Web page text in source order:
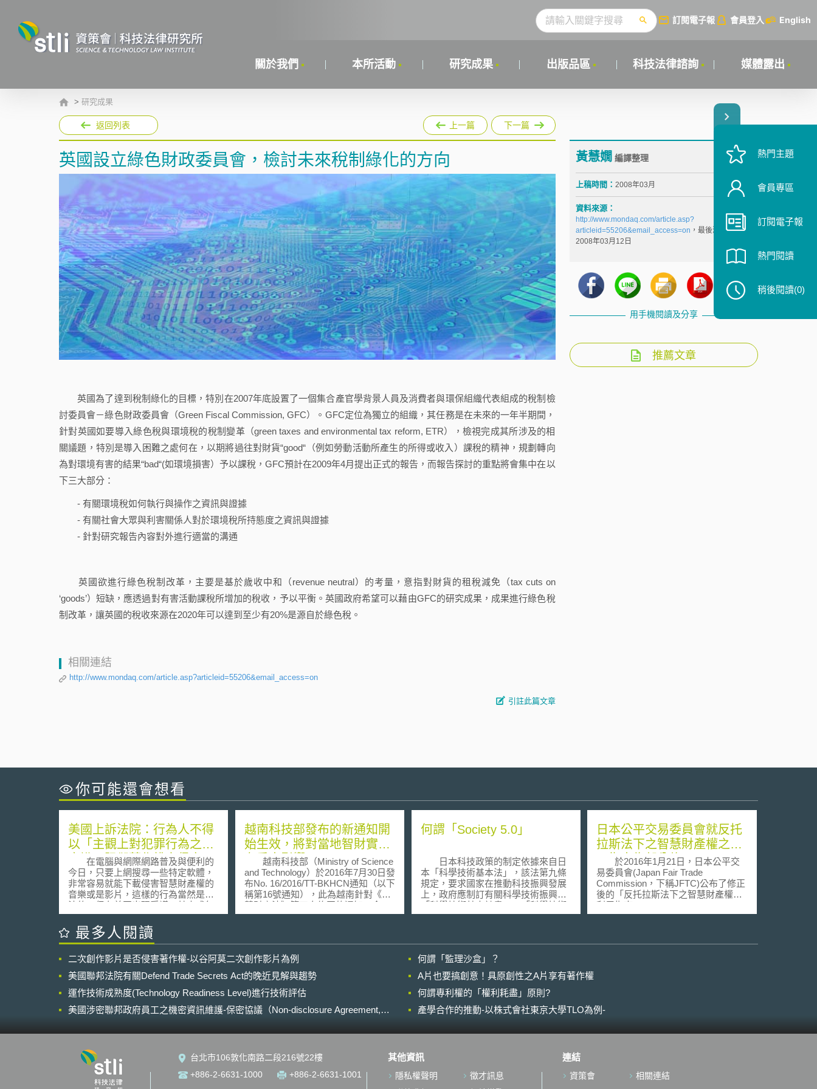
訂閱電子報 會員登入 English
關於我們 本所活動 研究成果 出版品區 科技法律諮詢 媒體露出
> 研究成果
返回列表 上一篇 下一篇
英國設立綠色財政委員會，檢討未來稅制綠化的方向
英國為了達到稅制綠化的目標，特別在2007年底設置了一個集合產官學背景人員及消費者與環保組織代表組成的稅制檢
討委員會－綠色財政委員會（Green Fiscal Commission, GFC）。GFC定位為獨立的組織，其任務是在未來的一年半期間，
針對英國如要導入綠色稅與環境稅的稅制變革（green taxes and environmental tax reform, ETR），檢視完成其所涉及的相
關議題，特別是導入困難之處何在，以期將過往對財貨“good“（例如勞動活動所產生的所得或收入）課稅的精神，規劃轉向
為對環境有害的結果“bad“(如環境損害）予以課稅，GFC預計在2009年4月提出正式的報告，而報告探討的重點將會集中在以
下三大部分：
- 有關環境稅如何執行與操作之資訊與證據
- 有關社會大眾與利害關係人對於環境稅所持態度之資訊與證據
- 針對研究報告內容對外進行適當的溝通
英國欲進行綠色稅制改革，主要是基於歲收中和（revenue neutral）的考量，意指對財貨的租稅減免（tax cuts on
‘goods’）短缺，應透過對有害活動課稅所增加的稅收，予以平衡。英國政府希望可以藉由GFC的研究成果，成果進行綠色稅
制改革，讓英國的稅收來源在2020年可以達到至少有20%是源自於綠色稅。
相關連結
http://www.mondaq.com/article.asp?articleid=55206&email_access=on
引註此篇文章
黃慧嫺 編譯整理
上稿時間： 2008年03月
資料來源：
http://www.mondaq.com/article.asp?
articleid=55206&email_access=on ，最後瀏覽日：
2008年03月12日
用手機閱讀及分享
推薦文章
你可能還會想看
美國上訴法院：行為人不得
以「主觀上對犯罪行為之無
意識」阻卻著作權之侵害
在電腦與網際網路普及與便利的
今日，只要上網搜尋一些特定軟體，
非常容易就能下載侵害智慧財產權的
音樂或是影片，這樣的行為當然是非
法的，但在美國出現爭議，若未成年
人利用電腦非法下載，可否用「不知
道這是犯罪行為」來抗辯侵權呢？
美國就發生了這樣的案例，現年
國唱片業協會（The Recording
Industry Association of America，
RIAA）控告其使用Kazaa分享軟體，
下載阿姆（Eminem）、瑪麗亞凱莉
（Mariah Carey）等37首歌曲，並將
該37首歌曲透過線上分享軟體讓其他
害了這些歌曲的智慧財產權，要求
Whitney Harper每首歌曲需付750美元
懲罰性賠償。 在訴訟中，唱片公
司主張，其已於每張CD上貼上警示標
籤；而Whitney Harper則抗辯自己不
越南科技部發布的新通知開
始生效，將對當地智財實務
有重大影響
越南科技部（Ministry of Science
and Technology）於2016年7月30日發
布No. 16/2016/TT-BKHCN通知（以下
稱第16號通知），此為越南針對《智
慧財產法》第四次修正的通知。今
（2018）年1月15日已正式生效。在
慧財產法》所做的細部解釋，是了解
當地智財實務的重要文件。 整體
而言，第16號通知針對智財的申請程
序做了相當多修正。例如，申請人回
覆越南智慧財產局官方審查意見
（office action）的期限由一個月延長
產局針對實體審查的申請案一旦做了
以救濟。根據第16號通知，若申請人
能夠針對申請案提出在審查過程中未
被考量但可以影響審查結果的新事
何謂「Society 5.0」
日本科技政策的制定依據來自日
本「科學技術基本法」，該法第九條
規定，要求國家在推動科技振興發展
上，政府應制訂有關科學技術振興的
「科學技術基本計畫」。「科學技術
基本計畫」之推動以五年為一期，最
「超智慧社會」，並命名為「Society
5.0」。 「Society 5.0」明訂日本
實現超智慧社會的政策方向，其政策
重點聚焦於產業創造與社會變革，並
重新架構產業與整個社會的關係，因
此，除了強化產業競爭力，實現產業
決日本近年社會課題，包括老齡化社
害等。而在前瞻性預測上，「Society
5.0」描繪20年後未來人類將生活在為
高度電腦化、智慧化環境，為實現該
日本公平交易委員會就反托
拉斯法下之智慧財產權之利
用指南為部分修正
於2016年1月21日，日本公平交
易委員會(Japan Fair Trade
Commission，下稱JFTC)公布了修正
後的「反托拉斯法下之智慧財產權之
利用指南(Guidelines for the Use of
Intellectual Property under the
(willing licensee)為該標準必要專利權
之利用或是拒絕授權與有意願取得授
斯法。二、基於一般商業行為所為並
論其之後是否就該專利有效性為爭
執，或是對該專利是否屬實質必要專
最多人閱讀
二次創作影片是否侵害著作權-以谷阿莫二次創作影片為例
何謂「監理沙盒」？
美國聯邦法院有關Defend Trade Secrets Act的晚近見解與趨勢
A片也要搞創意！具原創性之A片享有著作權
運作技術成熟度(Technology Readiness Level)進行技術評估
何謂專利權的「權利耗盡」原則?
美國涉密聯邦政府員工之機密資訊維護-保密協議（Non-disclosure Agreement,
產學合作的推動-以株式會社東京大學TLO為例-
台北市106敦化南路二段216號22樓
+886-2-6631-1000
+886-2-6631-1001
其他資訊
隱私權聲明
徵才訊息
連結
資策會 相關連結
熱門主題
會員專區
訂閱電子報
熱門閱讀
稍後閱讀(0)